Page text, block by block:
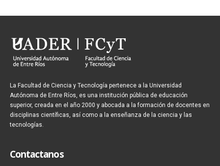
La Facultad de Ciencia y Tecnología pertenece a la Universidad
Autónoma de Entre Ríos, es una institución pública de educación
superior, creada en el año 2000 y abocada a la formación de docentes en
disciplinas científicas, así como a la enseñanza de la ciencia y las
tecnologías.
Contactanos